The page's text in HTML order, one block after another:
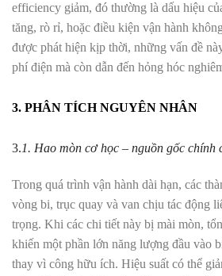
efficiency giảm, đó thường là dấu hiệu
tăng, rò rỉ, hoặc điều kiện vận hành
được phát hiện kịp thời, những vấn đề
phí điện mà còn dẫn đến hỏng hóc
3. PHÂN TÍCH NGUYÊN NHÂN
3.1. Hao mòn cơ học – nguồn gốc chính
Trong quá trình vận hành dài hạn, các
vòng bi, trục quay và van chịu tác động
trọng. Khi các chi tiết này bị mài mòn,
khiến một phần lớn năng lượng đầu vào
thay vì công hữu ích. Hiệu suất có thể